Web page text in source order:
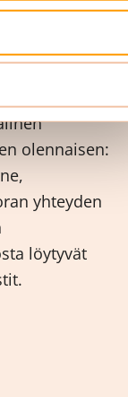
teidät
olennaisen:
yhteyden
löytyvät